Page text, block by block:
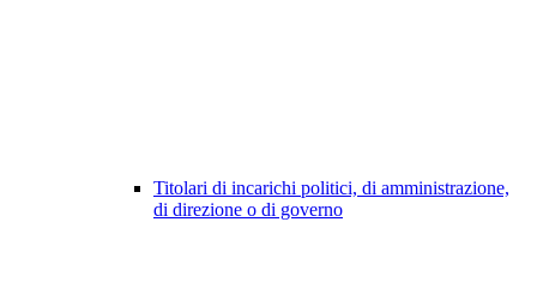
Titolari di incarichi politici, di amministrazione,
di direzione o di governo